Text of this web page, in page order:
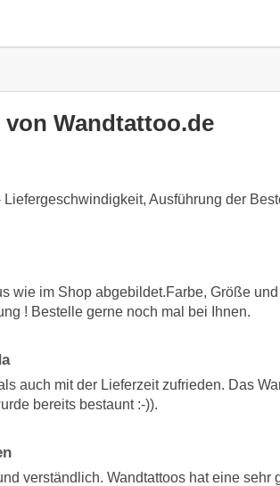
Wandtattoo.de
Liefergeschwindigkeit, Ausführung der
wie im Shop abgebildet.Farbe, Größe
! Bestelle gerne noch mal bei Ihnen.
auch mit der Lieferzeit zufrieden. Das
bereits bestaunt :-)).
verständlich. Wandtattoos hat eine sehr